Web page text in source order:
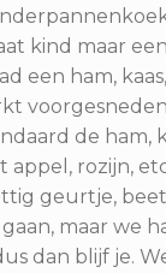
kind maar
een ham,
de ham,
rozijn,
geurtje,
maar we
dan blijf je.